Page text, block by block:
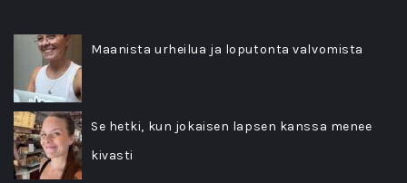
Maanista urheilua ja loputonta valvomista
Se hetki, kun jokaisen lapsen kanssa menee
kivasti